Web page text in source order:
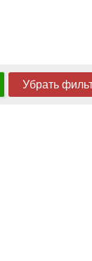
Убрать